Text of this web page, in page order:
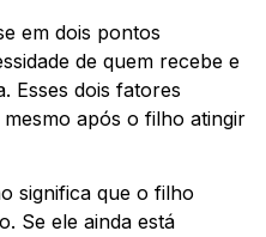
em dois pontos
de quem recebe e
Esses dois fatores
após o filho atingir
significa que o filho
Se ele ainda está